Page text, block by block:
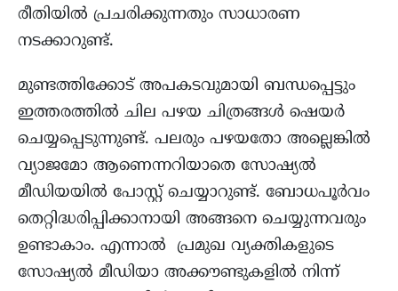
രീതിയിൽ പ്രചരിക്കുന്നതും സാധാരണ
നടക്കാറുണ്ട്.
മുണ്ടത്തിക്കോട് അപകടവുമായി ബന്ധപ്പെട്ടും
ഇത്തരത്തിൽ ചില പഴയ ചിത്രങ്ങൾ ഷെയർ
ചെയ്യപ്പെടുന്നുണ്ട്. പലരും പഴയതോ അല്ലെങ്കിൽ
വ്യാജമോ ആണെന്നറിയാതെ സോഷ്യൽ
മീഡിയയിൽ പോസ്റ്റ് ചെയ്യാറുണ്ട്. ബോധപൂർവം
തെറ്റിദ്ധരിപ്പിക്കാനായി അങ്ങനെ ചെയ്യുന്നവരും
ഉണ്ടാകാം. എന്നാൽ പ്രമുഖ വ്യക്തികളുടെ
സോഷ്യൽ മീഡിയാ അക്കൗണ്ടുകളിൽ നിന്ന്